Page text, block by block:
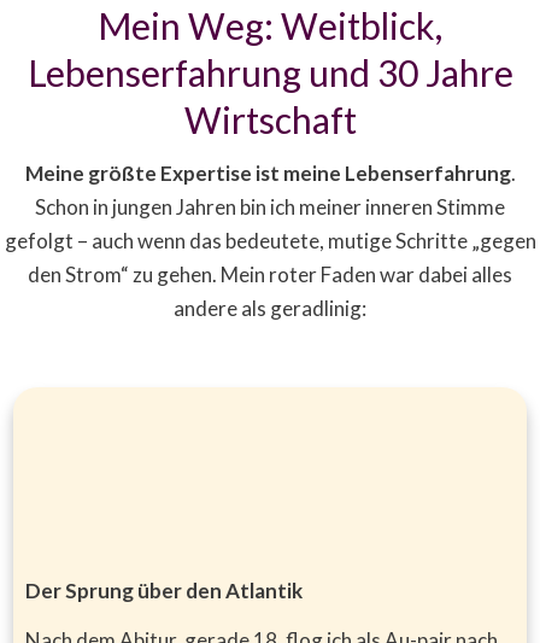
Mein Weg: Weitblick,
Lebenserfahrung und 30 Jahre
Wirtschaft
Meine größte Expertise ist meine Lebenserfahrung.
Schon in jungen Jahren bin ich meiner inneren Stimme
gefolgt – auch wenn das bedeutete, mutige Schritte „gegen
den Strom“ zu gehen. Mein roter Faden war dabei alles
andere als geradlinig:
Der Sprung über den Atlantik